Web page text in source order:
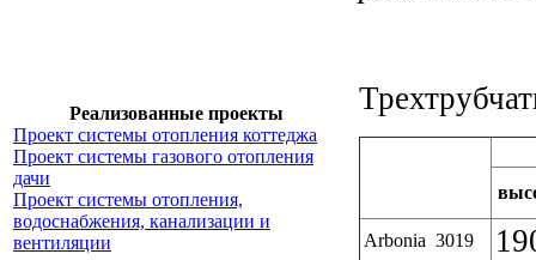
Реализованные проекты
Проект системы отопления коттеджа
Проект системы газового отопления
дачи
Проект системы отопления,
водоснабжения, канализации и
вентиляции
Arbonia 3019